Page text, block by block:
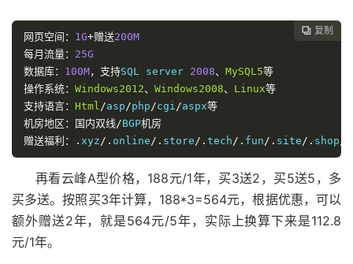
 复制
网页空间： 1G+赠送200M
每月流量： 25G
数据库： 100M，支持SQL server 2008、 MySQL5等
操作系统： Windows2012、 Windows2008、 Linux等
支持语言： Html/asp/php/cgi/aspx等
机房地区：国内双线/BGP机房
赠送福利：. xyz/. online/. store/. tech/. fun/. site/. shop/.
再看云峰A型价格，188元/1年，买3送2，买5送5，多
买多送。按照买3年计算，188*3=564元，根据优惠，可以
额外赠送2年，就是564元/5年，实际上换算下来是112.8
元/1年。